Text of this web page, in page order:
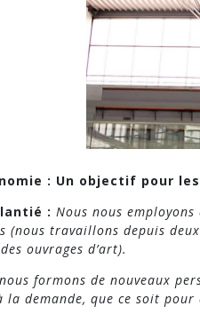
: Un objectif pour
: Nous nous
(nous travaillons depuis
ouvrages d’art).
formons de nouveaux
la demande, que ce soit